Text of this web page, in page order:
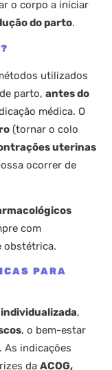
o corpo a iniciar
do parto.
utilizados
parto,antes do
médica. O
(tornar o colo
uterinas
ocorrer de
com
obstétrica.
PARA
individualizada,
, o bem-estar
As indicações
daACOG,